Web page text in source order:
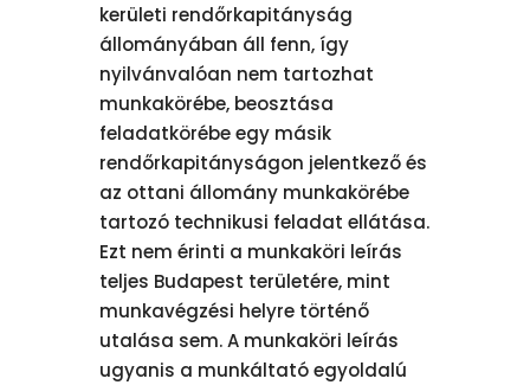
kerületi rendőrkapitányság
állományában áll fenn, így
nyilvánvalóan nem tartozhat
munkakörébe, beosztása
feladatkörébe egy másik
rendőrkapitányságon jelentkező és
az ottani állomány munkakörébe
tartozó technikusi feladat ellátása.
Ezt nem érinti a munkaköri leírás
teljes Budapest területére, mint
munkavégzési helyre történő
utalása sem. A munkaköri leírás
ugyanis a munkáltató egyoldalú